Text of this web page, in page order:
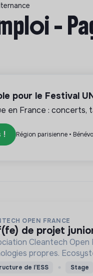
-
pour le Festival
en France : concerts,
! Région parisienne •
OPEN FRANCE
de projet
Cleantech
propres.
de l’ESS Stage